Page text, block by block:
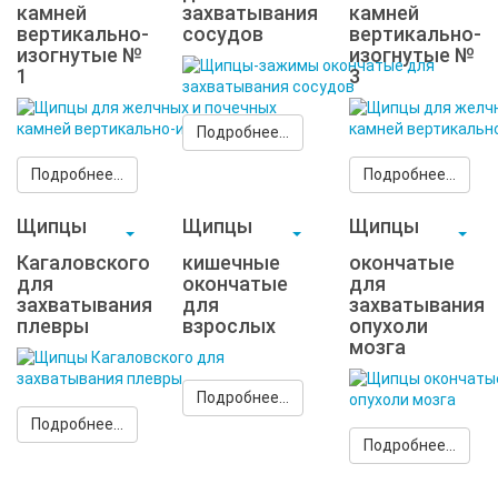
камней
вертикально-
изогнутые №
1
Подробнее...
захватывания
сосудов
Подробнее...
камней
вертикально-
изогнутые №
3
Подробнее...
Щипцы
Кагаловского
для
захватывания
плевры
Подробнее...
Щипцы
кишечные
окончатые
для
взрослых
Подробнее...
Щипцы
окончатые
для
захватывания
опухоли
мозга
Подробнее...